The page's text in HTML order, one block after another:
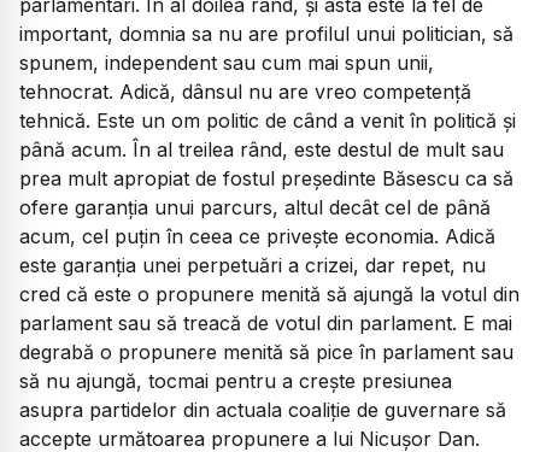
important, domnia sa nu are profilul unui politician, să
spunem, independent sau cum mai spun unii,
tehnocrat. Adică, dânsul nu are vreo competență
tehnică. Este un om politic de când a venit în politică și
până acum. În al treilea rând, este destul de mult sau
prea mult apropiat de fostul președinte Băsescu ca să
ofere garanția unui parcurs, altul decât cel de până
acum, cel puțin în ceea ce privește economia. Adică
este garanția unei perpetuări a crizei, dar repet, nu
cred că este o propunere menită să ajungă la votul din
parlament sau să treacă de votul din parlament. E mai
degrabă o propunere menită să pice în parlament sau
să nu ajungă, tocmai pentru a crește presiunea
asupra partidelor din actuala coaliție de guvernare să
accepte următoarea propunere a lui Nicușor Dan.